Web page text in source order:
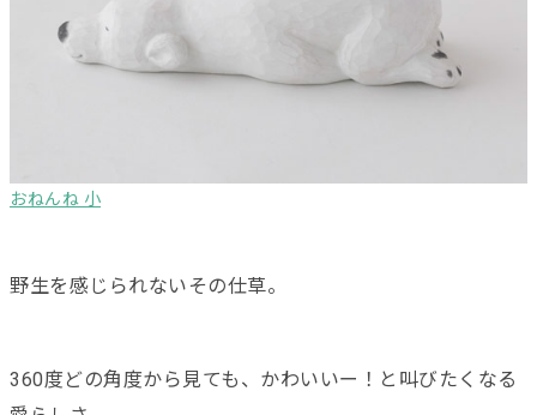
おねんね 小
野生を感じられないその仕草。
360度どの角度から見ても、かわいいー！と叫びたくなる